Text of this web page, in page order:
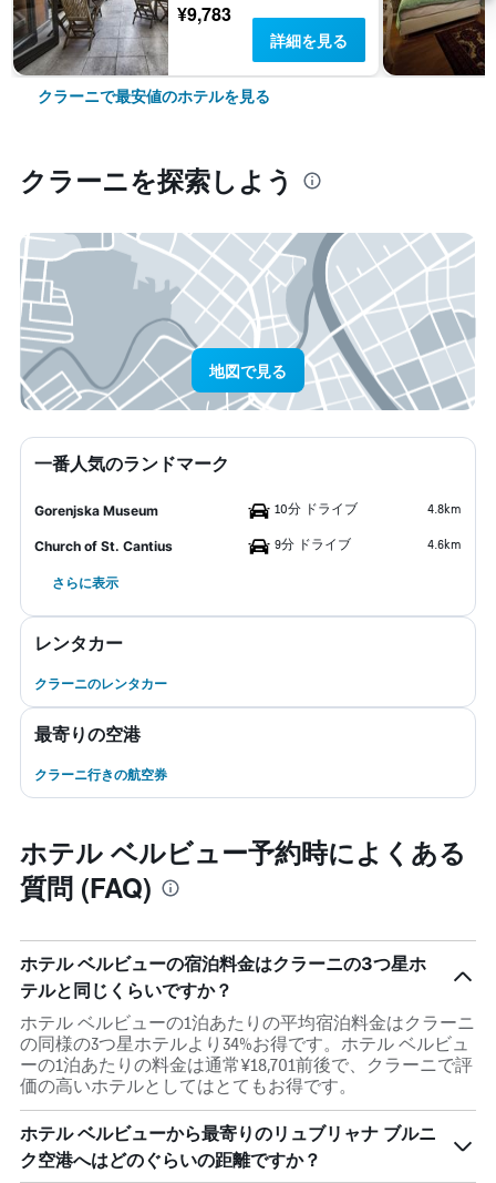
¥9,783
詳細を見る
クラーニで最安値のホテルを見る
クラーニ​を探索しよう
地図で見る
一番人気のランドマーク
Gorenjska Museum 10分 ドライブ 4.8km
Church of St. Cantius 9分 ドライブ 4.6km
さらに表示
レンタカー
クラーニのレンタカー
最寄りの空港
クラーニ行きの航空券
ホテル ベルビュー予約時によくある
質問 (FAQ)
ホテル ベルビューの宿泊料金はクラーニの3つ星ホ
テルと同じくらいですか？
ホテル ベルビューの1泊あたりの平均宿泊料金はクラーニ
の同様の3つ星ホテルより34%お得です。ホテル ベルビュ
ーの1泊あたりの料金は通常¥18,701前後で、クラーニで評
価の高いホテルとしてはとてもお得です。
ホテル ベルビューから最寄りのリュブリャナ ブルニ
ク空港へはどのぐらいの距離ですか？